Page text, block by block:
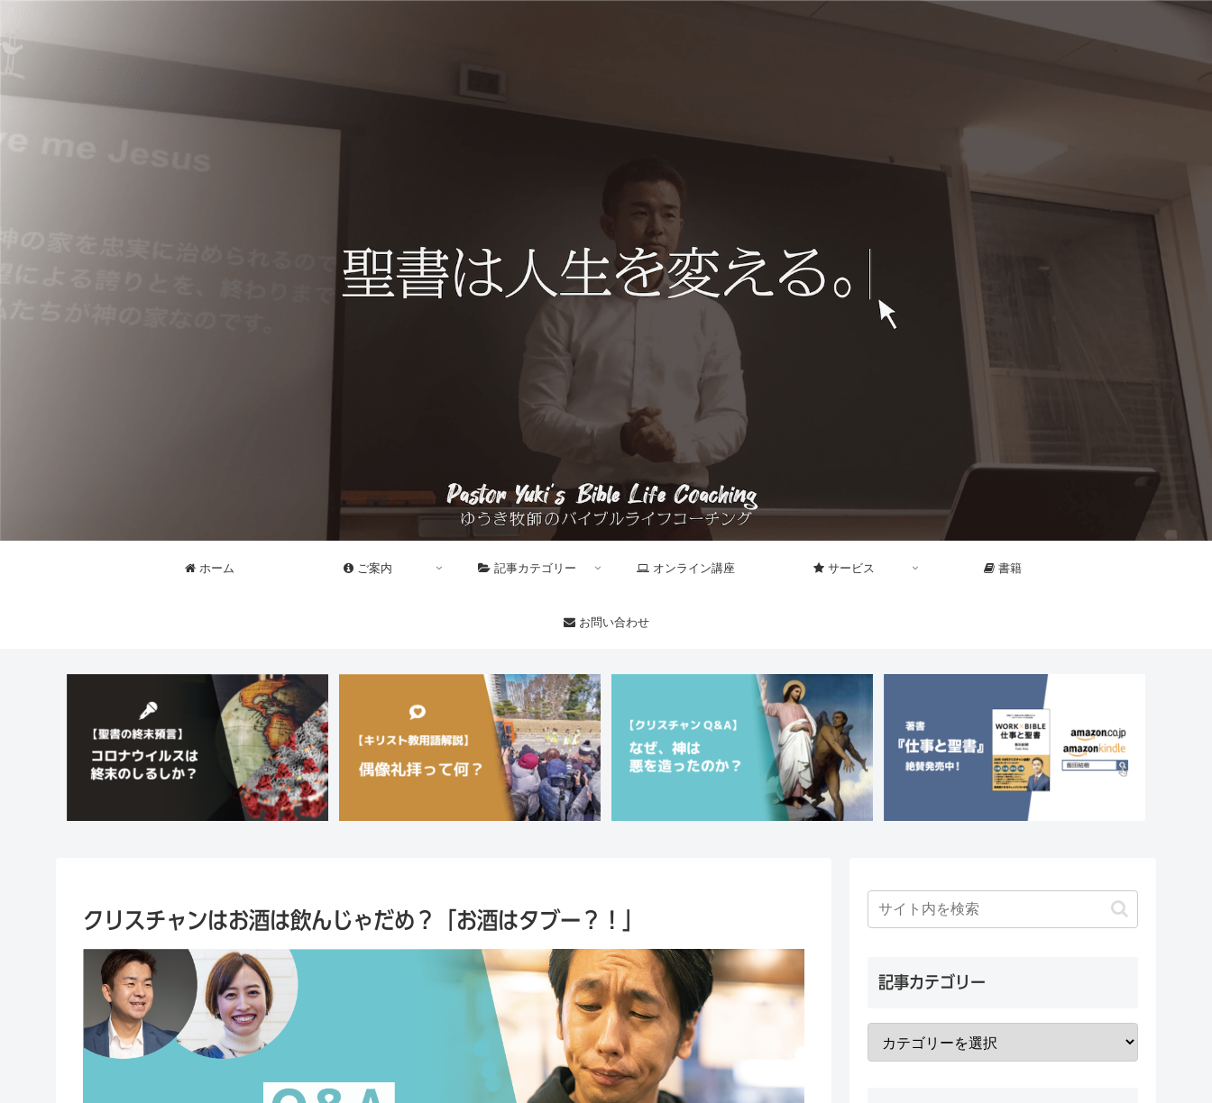
ホーム ご案内 記事カテゴリー オンライン講座 サービス 書籍
お問い合わせ
クリスチャンはお酒は飲んじゃだめ？「お酒はタブー？！」
記事カテゴリー